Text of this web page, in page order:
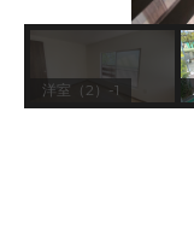
洋室（2）-1